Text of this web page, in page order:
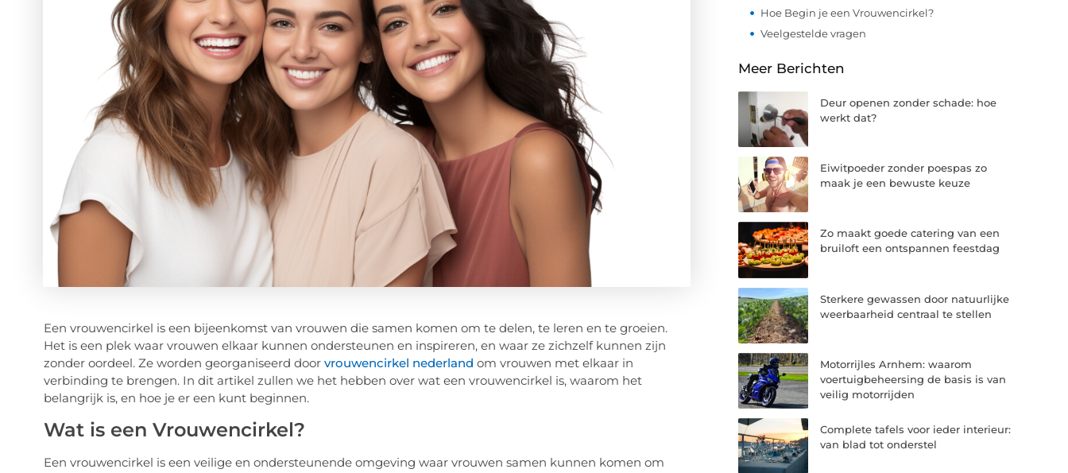
Een vrouwencirkel is een bijeenkomst van vrouwen die samen komen om te delen, te leren en te groeien.
Het is een plek waar vrouwen elkaar kunnen ondersteunen en inspireren, en waar ze zichzelf kunnen zijn
zonder oordeel. Ze worden georganiseerd door vrouwencirkel nederland om vrouwen met elkaar in
verbinding te brengen. In dit artikel zullen we het hebben over wat een vrouwencirkel is, waarom het
belangrijk is, en hoe je er een kunt beginnen.
Wat is een Vrouwencirkel?
Een vrouwencirkel is een veilige en ondersteunende omgeving waar vrouwen samen kunnen komen om
Hoe Begin je een Vrouwencirkel?
Veelgestelde vragen
Meer Berichten
Deur openen zonder schade: hoe
werkt dat?
Eiwitpoeder zonder poespas zo
maak je een bewuste keuze
Zo maakt goede catering van een
bruiloft een ontspannen feestdag
Sterkere gewassen door natuurlijke
weerbaarheid centraal te stellen
Motorrijles Arnhem: waarom
voertuigbeheersing de basis is van
veilig motorrijden
Complete tafels voor ieder interieur:
van blad tot onderstel